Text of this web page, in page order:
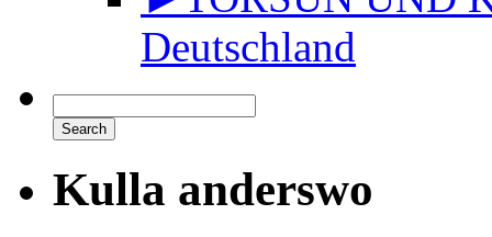
Deutschland
Kulla anderswo